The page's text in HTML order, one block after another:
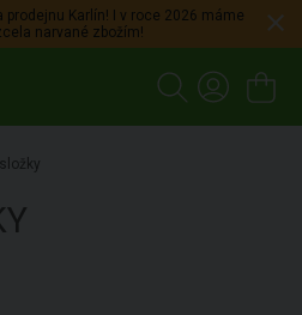
prodejnu Karlín! I v roce 2026 máme
narvané zbožím!